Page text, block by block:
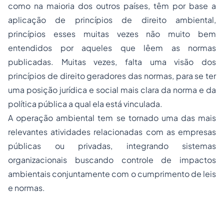
como na maioria dos outros países, têm por base a
aplicação de princípios de direito ambiental,
princípios esses muitas vezes não muito bem
entendidos por aqueles que lêem as normas
publicadas. Muitas vezes, falta uma visão dos
princípios de direito geradores das normas, para se ter
uma posição jurídica e social mais clara da norma e da
política pública a qual ela está vinculada.
A operação ambiental tem se tornado uma das mais
relevantes atividades relacionadas com as empresas
públicas ou privadas, integrando sistemas
organizacionais buscando controle de impactos
ambientais conjuntamente com o cumprimento de leis
e normas.